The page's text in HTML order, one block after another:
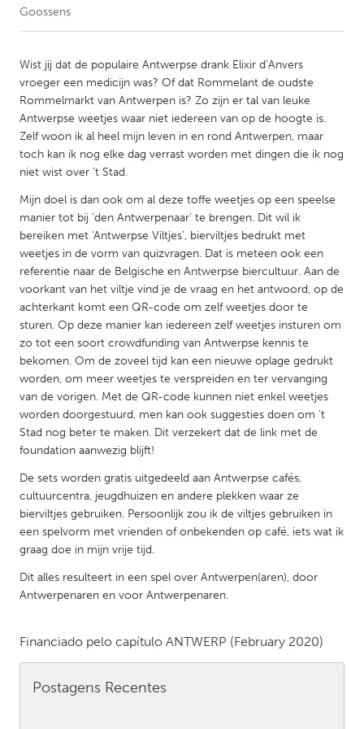
CANADA
Amherstburg
Kingston
Kitchener-Waterloo
New Glasgow
Newmarket
Ottawa
South Shore
Toronto
Kuala Lumpur
NETHERLANDS
Leiden
Rotterdam
QATAR
SINGAPORE
UNITED KINGDOM
Glasgow
UNITED STATES
Baltimore, MD
Boston, MA
Burlingame-San Mateo, CA
Cass Clay
Chicago, IL
Goossens
Wist jij dat de populaire Antwerpse drank Elixir d’Anvers
vroeger een medicijn was? Of dat Rommelant de oudste
Rommelmarkt van Antwerpen is? Zo zijn er tal van leuke
Antwerpse weetjes waar niet iedereen van op de hoogte is.
Zelf woon ik al heel mijn leven in en rond Antwerpen, maar
toch kan ik nog elke dag verrast worden met dingen die ik nog
niet wist over ‘t Stad.
Mijn doel is dan ook om al deze toffe weetjes op een speelse
manier tot bij ‘den Antwerpenaar’ te brengen. Dit wil ik
bereiken met ‘Antwerpse Viltjes’, bierviltjes bedrukt met
weetjes in de vorm van quizvragen. Dat is meteen ook een
referentie naar de Belgische en Antwerpse biercultuur. Aan de
voorkant van het viltje vind je de vraag en het antwoord, op de
achterkant komt een QR-code om zelf weetjes door te
sturen. Op deze manier kan iedereen zelf weetjes insturen om
zo tot een soort crowdfunding van Antwerpse kennis te
bekomen. Om de zoveel tijd kan een nieuwe oplage gedrukt
worden, om meer weetjes te verspreiden en ter vervanging
van de vorigen. Met de QR-code kunnen niet enkel weetjes
worden doorgestuurd, men kan ook suggesties doen om ’t
Stad nog beter te maken. Dit verzekert dat de link met de
foundation aanwezig blijft!
De sets worden gratis uitgedeeld aan Antwerpse cafés,
cultuurcentra, jeugdhuizen en andere plekken waar ze
bierviltjes gebruiken. Persoonlijk zou ik de viltjes gebruiken in
een spelvorm met vrienden of onbekenden op café, iets wat ik
graag doe in mijn vrije tijd.
Dit alles resulteert in een spel over Antwerpen(aren), door
Antwerpenaren en voor Antwerpenaren.
Financiado pelo capítulo ANTWERP (February 2020)
Postagens Recentes